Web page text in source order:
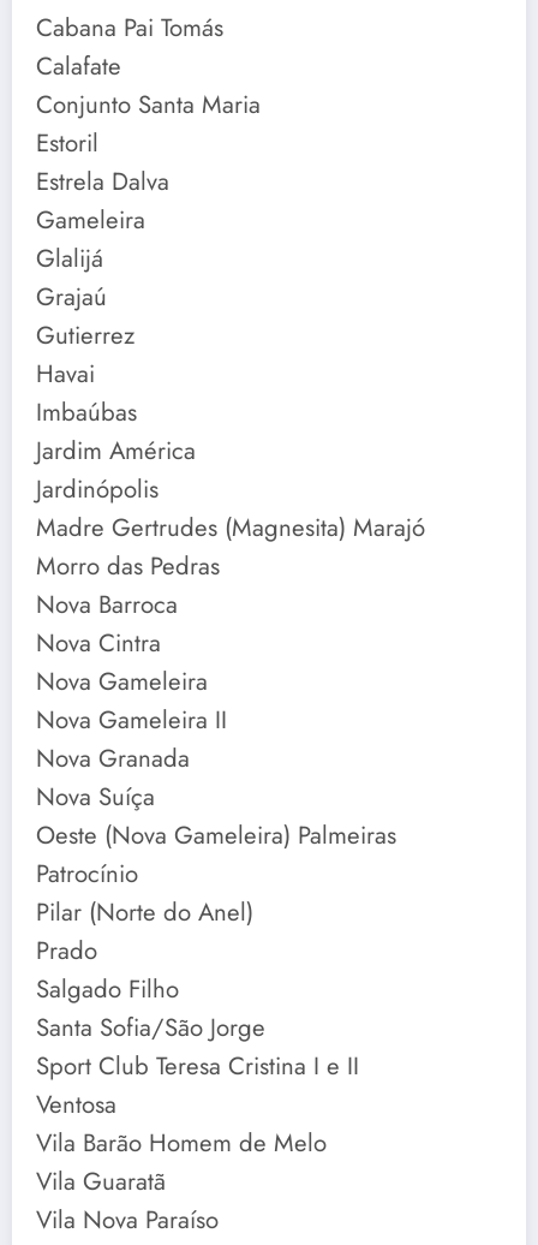
Cabana Pai Tomás
Calafate
Conjunto Santa Maria
Estoril
Estrela Dalva
Gameleira
Glalijá
Grajaú
Gutierrez
Havai
Imbaúbas
Jardim América
Jardinópolis
Madre Gertrudes (Magnesita) Marajó
Morro das Pedras
Nova Barroca
Nova Cintra
Nova Gameleira
Nova Gameleira II
Nova Granada
Nova Suíça
Oeste (Nova Gameleira) Palmeiras
Patrocínio
Pilar (Norte do Anel)
Prado
Salgado Filho
Santa Sofia/São Jorge
Sport Club Teresa Cristina I e II
Ventosa
Vila Barão Homem de Melo
Vila Guaratã
Vila Nova Paraíso